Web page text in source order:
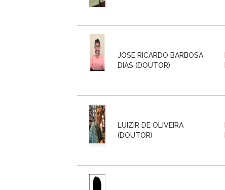
JOSE RICARDO BARBOSA
DIAS (DOUTOR)
LUIZIR DE OLIVEIRA
(DOUTOR)